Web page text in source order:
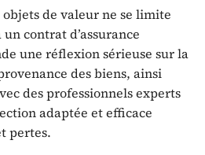
de valeur ne se limite
contrat d’assurance
une réflexion sérieuse sur la
des biens, ainsi
des professionnels experts
adaptée et efficace
pertes.